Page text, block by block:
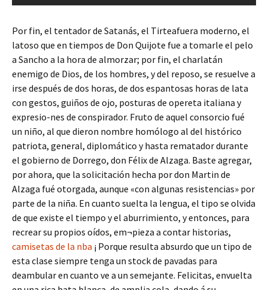
Por fin, el tentador de Satanás, el Tirteafuera moderno, el
latoso que en tiempos de Don Quijote fue a tomarle el pelo
a Sancho a la hora de almorzar; por fin, el charlatán
enemigo de Dios, de los hombres, y del reposo, se resuelve a
irse después de dos horas, de dos espantosas horas de lata
con gestos, guiños de ojo, posturas de opereta italiana y
expresio-nes de conspirador. Fruto de aquel consorcio fué
un niño, al que dieron nombre homólogo al del histórico
patriota, general, diplomático y hasta rematador durante
el gobierno de Dorrego, don Félix de Alzaga. Baste agregar,
por ahora, que la solicitación hecha por don Martin de
Alzaga fué otorgada, aunque «con algunas resistencias» por
parte de la niña. En cuanto suelta la lengua, el tipo se olvida
de que existe el tiempo y el aburrimiento, y entonces, para
recrear su propios oídos, em¬pieza a contar historias,
camisetas de la nba ¡ Porque resulta absurdo que un tipo de
esta clase siempre tenga un stock de pavadas para
deambular en cuanto ve a un semejante. Felicitas, envuelta